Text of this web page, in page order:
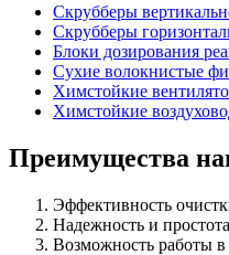
Скрубберы
Скрубберы
Блоки дозирования
Сухие волокнистые
Химстойкие
Химстойкие
Преимущества
Эффективность
Надежность и
Возможность работы